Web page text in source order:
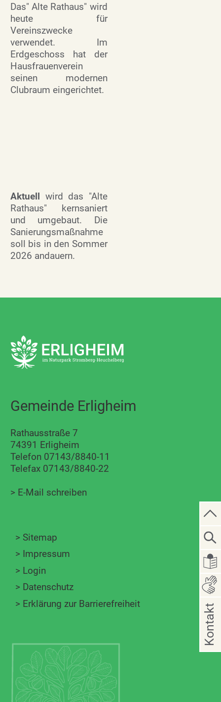
Das" Alte Rathaus" wird
heute für
Vereinszwecke
verwendet. Im
Erdgeschoss hat der
Hausfrauenverein
seinen modernen
Clubraum eingerichtet.
Aktuell wird das "Alte
Rathaus" kernsaniert
und umgebaut. Die
Sanierungsmaßnahme
soll bis in den Sommer
2026 andauern.
Gemeinde Erligheim
Rathausstraße 7
74391 Erligheim
Telefon 07143/8840-11
Telefax 07143/8840-22
> E-Mail schreiben
> Sitemap
> Impressum
> Login
> Datenschutz
> Erklärung zur Barrierefreiheit Kontakt